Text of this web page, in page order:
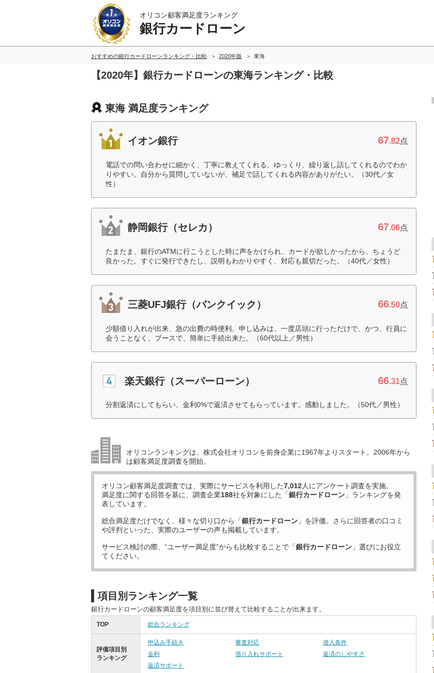
オリコン顧客満足度ランキング
銀行カードローン
おすすめの銀行カードローンランキング・比較 2020年版 東海
【2020年】銀行カードローンの東海ランキング・比較
東海 満足度ランキング
イオン銀行 67.82点
電話での問い合わせに細かく、丁寧に教えてくれる。ゆっくり、繰り返し話してくれるのでわか
りやすい。自分から質問していないが、補足で話してくれる内容がありがたい。（30代／女
性）
静岡銀行（セレカ） 67.06点
たまたま、銀行のATMに行こうとした時に声をかけられ、カードが欲しかったから、ちょうど
良かった。すぐに発行できたし、説明もわかりやすく、対応も親切だった。（40代／女性）
三菱UFJ銀行（バンクイック） 66.50点
少額借り入れが出来、急の出費の時便利。申し込みは、一度店頭に行っただけで、かつ、行員に
会うことなく、ブースで、簡単に手続出来た。（60代以上／男性）
楽天銀行（スーパーローン） 66.31点
分割返済にしてもらい、金利0%で返済させてもらっています。感動しました。（50代／男性）
オリコンランキングは、株式会社オリコンを前身企業に1967年よりスタート。2006年から
は顧客満足度調査を開始。
オリコン顧客満足度調査では、実際にサービスを利用した7,012人にアンケート調査を実施。
満足度に関する回答を基に、調査企業188社を対象にした「銀行カードローン 」ランキングを発
表しています。
総合満足度だけでなく、様々な切り口から「銀行カードローン 」を評価。さらに回答者の口コミ
や評判といった、実際のユーザーの声も掲載しています。
サービス検討の際、“ユーザー満足度”からも比較することで「銀行カードローン 」選びにお役立
てください。
項目別ランキング一覧
銀行カードローンの顧客満足度を項目別に並び替えて比較することが出来ます。
TOP 総合ランキング
評価項目別
ランキング
申込み手続き 審査対応
借入条件
金利
借り入れサポート
返済のしやすさ
返済サポート